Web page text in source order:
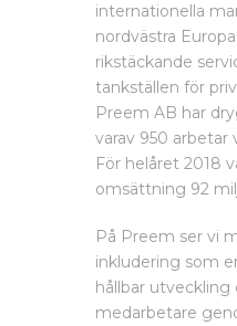
internationella
nordvästra
rikstäckande
tankställen för
Preem AB har
varav 950 arbetar
För helåret 2018
omsättning 92
På Preem ser vi
inkludering som
hållbar utveckling
medarbetare